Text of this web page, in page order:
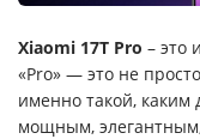
Xiaomi 17T Pro – это
«Pro» — это не
именно такой,
мощным,